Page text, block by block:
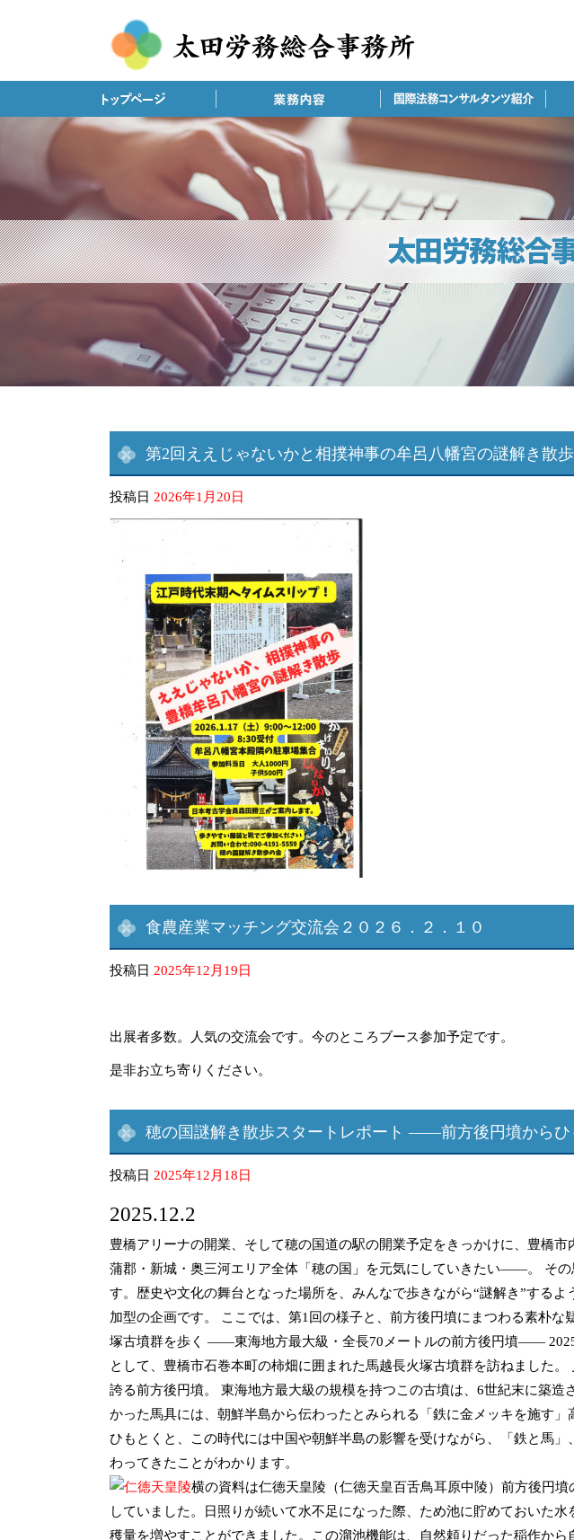
第2回ええじゃないかと相撲神事の牟呂八幡宮の謎解き散歩
投稿日 2026年1月20日
食農産業マッチング交流会２０２６．２．１０
投稿日 2025年12月19日
出展者多数。人気の交流会です。今のところブース参加予定です。
是非お立ち寄りください。
穂の国謎解き散歩スタートレポート ――前方後円墳からひ
――
投稿日 2025年12月18日
2025.12.2
豊橋アリーナの開業、そして穂の国道の駅の開業予定をきっかけに、豊橋市
蒲郡・新城・奥三河エリア全体「穂の国」を元気にしていきたい――。 そ
す。歴史や文化の舞台となった場所を、みんなで歩きながら“謎解き”する
加型の企画です。 ここでは、第1回の様子と、前方後円墳にまつわる素朴
塚古墳群を歩く ――東海地方最大級・全長70メートルの前方後円墳――
として、豊橋市石巻本町の柿畑に囲まれた馬越長火塚古墳群を訪ねました
誇る前方後円墳。 東海地方最大級の規模を持つこの古墳は、6世紀末に築造
かった馬具には、朝鮮半島から伝わったとみられる「鉄に金メッキを施す
ひもとくと、この時代には中国や朝鮮半島の影響を受けながら、「鉄と馬
わってきたことがわかります。
横の資料は仁徳天皇陵（仁徳天皇百舌鳥耳原中陵）前方後円
していました。日照りが続いて水不足になった際、ため池に貯めておいた
穫量を増やすことができました。この溜池機能は、自然頼りだった稲作か